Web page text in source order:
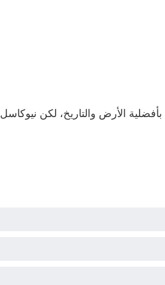
الأرض والتاريخ، لكن نيوكاسل